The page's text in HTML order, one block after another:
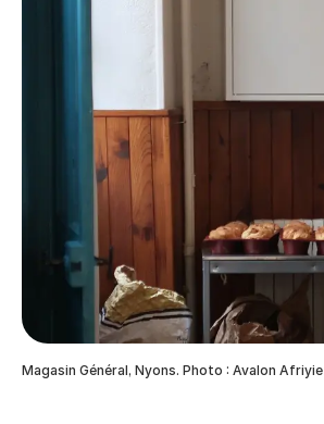
Magasin Général, Nyons. Photo : Avalon Afriyie